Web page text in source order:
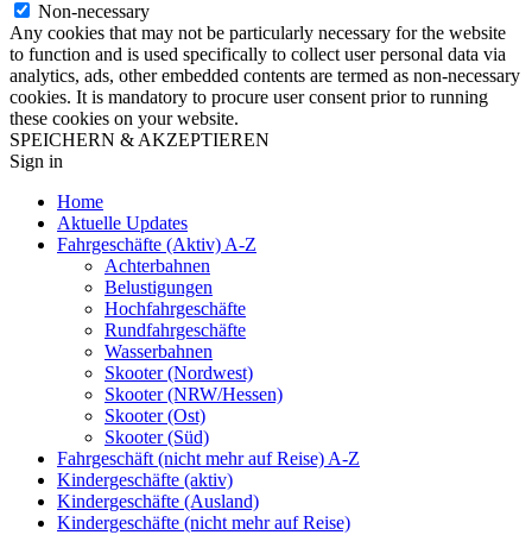
Non-necessary
Any cookies that may not be particularly necessary for the website
to function and is used specifically to collect user personal data via
analytics, ads, other embedded contents are termed as non-necessary
cookies. It is mandatory to procure user consent prior to running
these cookies on your website.
SPEICHERN & AKZEPTIEREN
Sign in
Home
Aktuelle Updates
Fahrgeschäfte (Aktiv) A-Z
Achterbahnen
Belustigungen
Hochfahrgeschäfte
Rundfahrgeschäfte
Wasserbahnen
Skooter (Nordwest)
Skooter (NRW/Hessen)
Skooter (Ost)
Skooter (Süd)
Fahrgeschäft (nicht mehr auf Reise) A-Z
Kindergeschäfte (aktiv)
Kindergeschäfte (Ausland)
Kindergeschäfte (nicht mehr auf Reise)